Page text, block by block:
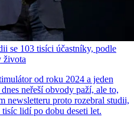
se 103 tisíci účastníky, podle
života
od roku 2024 a jeden
neřeší obvody paží, ale to,
newsletteru proto rozebral studii,
lidí po dobu deseti let.